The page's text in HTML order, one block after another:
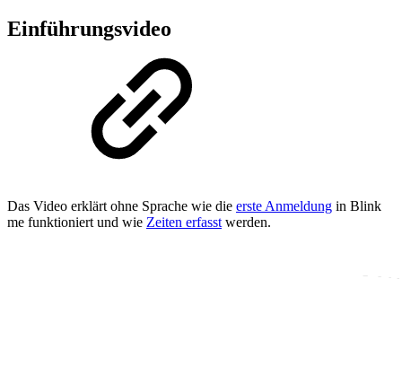
Einführungsvideo
Das Video erklärt ohne Sprache wie die erste Anmeldung in Blink
me funktioniert und wie Zeiten erfasstwerden.